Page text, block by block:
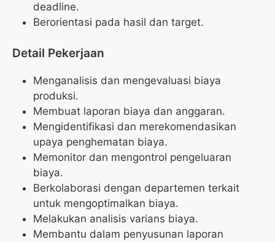
deadline.
Berorientasi pada hasil dan target.
Detail Pekerjaan
Menganalisis dan mengevaluasi biaya
produksi.
Membuat laporan biaya dan anggaran.
Mengidentifikasi dan merekomendasikan
upaya penghematan biaya.
Memonitor dan mengontrol pengeluaran
biaya.
Berkolaborasi dengan departemen terkait
untuk mengoptimalkan biaya.
Melakukan analisis varians biaya.
Membantu dalam penyusunan laporan